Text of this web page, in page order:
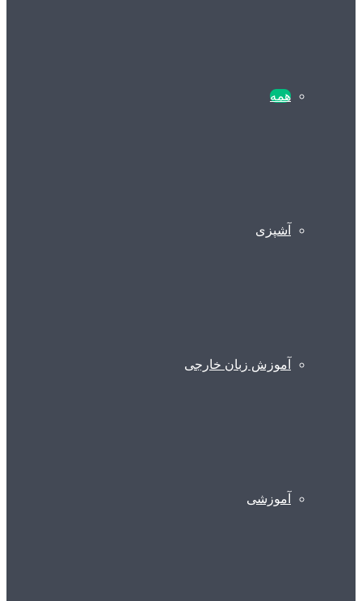
همه
آشپزی
آموزش زبان خارجی
آموزشی